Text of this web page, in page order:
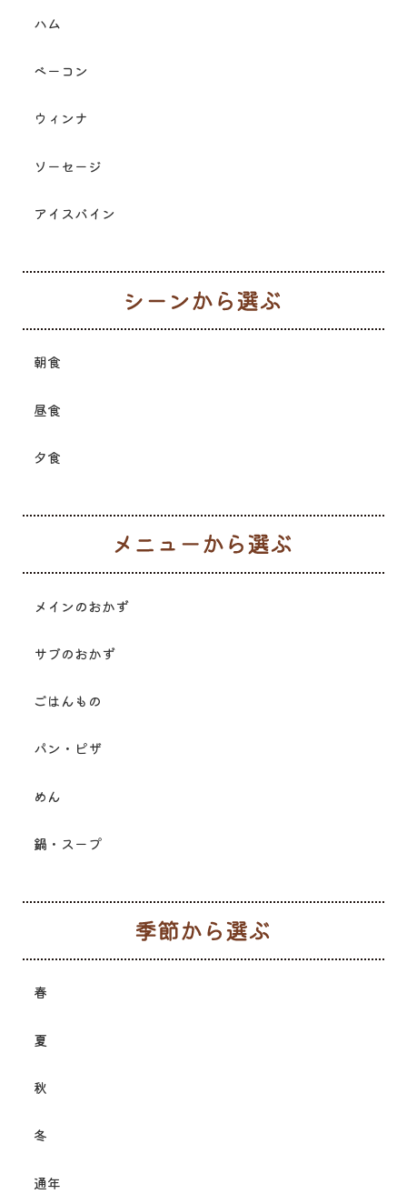
ハム
ベーコン
ウィンナ
ソーセージ
アイスバイン
朝食
昼食
夕食
メインのおかず
サブのおかず
ごはんもの
パン・ピザ
めん
鍋・スープ
春
夏
秋
冬
通年